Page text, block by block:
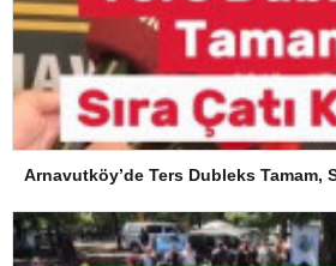
Arnavutköy’de Ters Dubleks Tamam,